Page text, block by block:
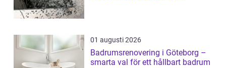
01 augusti 2026
Badrumsrenovering i Göteborg –
smarta val för ett hållbart badrum